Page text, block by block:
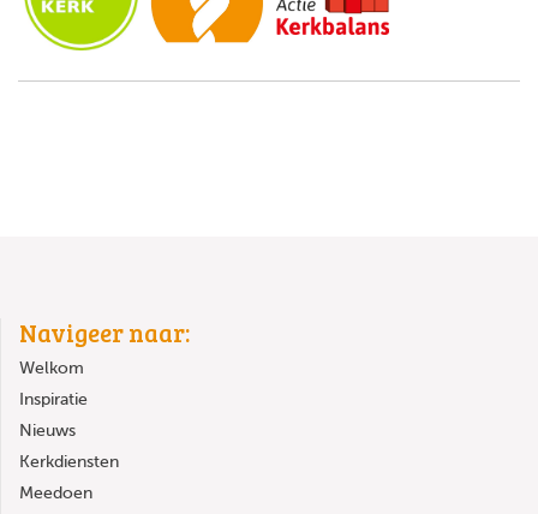
Navigeer naar:
Welkom
Inspiratie
Nieuws
Kerkdiensten
Meedoen